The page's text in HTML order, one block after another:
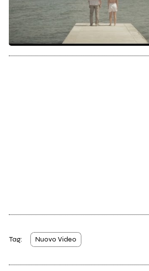
Tag: Nuovo Video